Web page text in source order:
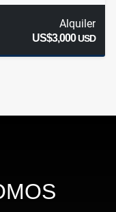
Alquiler
US$3,000USD